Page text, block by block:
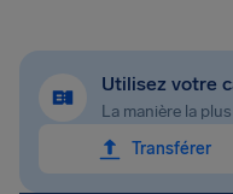
Utilisez votre
La manière la
Transférer